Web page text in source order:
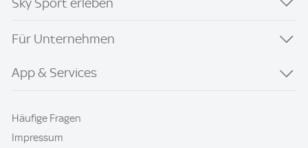
Sky Sport erleben
Für Unternehmen
App & Services
Häufige Fragen
Impressum